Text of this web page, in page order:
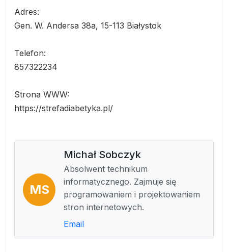
Adres:
Gen. W. Andersa 38a, 15-113 Białystok
Telefon:
857322234
Strona WWW:
https://strefadiabetyka.pl/
MS
Michał Sobczyk
Absolwent technikum
informatycznego. Zajmuje się
programowaniem i projektowaniem
stron internetowych.
Email